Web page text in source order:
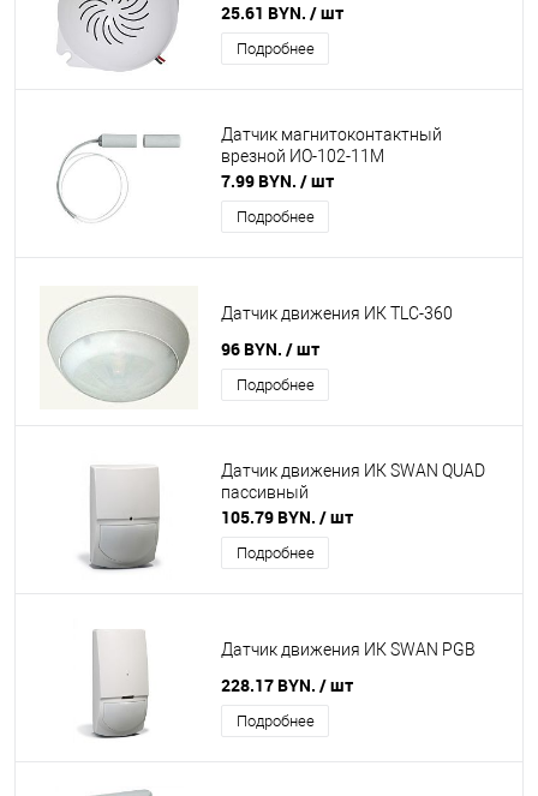
25.61 BYN. / шт
Подробнее
Датчик магнитоконтактный
врезной ИО-102-11М
7.99 BYN. / шт
Подробнее
Датчик движения ИК TLC-360
96 BYN. / шт
Подробнее
Датчик движения ИК SWAN QUAD
пассивный
105.79 BYN. / шт
Подробнее
Датчик движения ИК SWAN PGB
228.17 BYN. / шт
Подробнее